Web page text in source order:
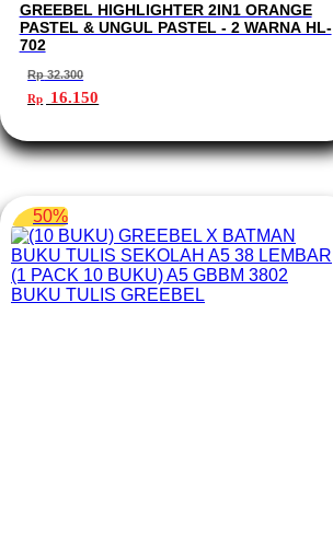
GREEBEL HIGHLIGHTER 2IN1 ORANGE
PASTEL & UNGUL PASTEL - 2 WARNA HL-
702
Rp32.300
Harga
aslinya
Rp 32.300.
Rp 16.150saat
adalah:
Rp 16.150.
50%